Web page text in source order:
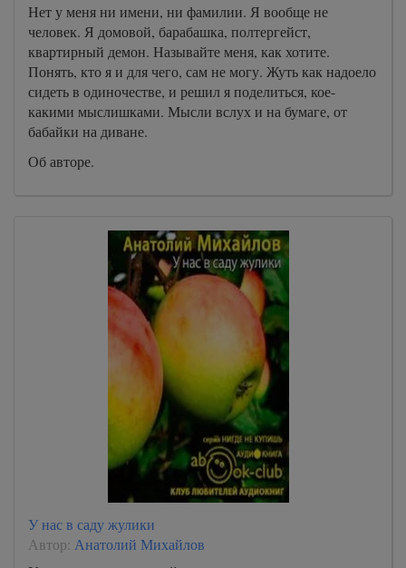
Нет у меня ни имени, ни фамилии. Я вообще не
человек. Я домовой, барабашка, полтергейст,
квартирный демон. Называйте меня, как хотите.
Понять, кто я и для чего, сам не могу. Жуть как надоело
сидеть в одиночестве, и решил я поделиться, кое-
какими мыслишками. Мысли вслух и на бумаге, от
бабайки на диване.
Об авторе.
У нас в саду жулики
Автор: Анатолий Михайлов